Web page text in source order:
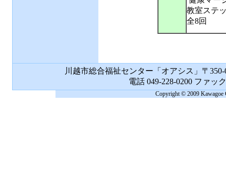
教室ステ
全8回
川越市総合福祉センター「オアシス」〒
電話 049-228-0200 ファッ
Copyright © 2009 Kawagoe